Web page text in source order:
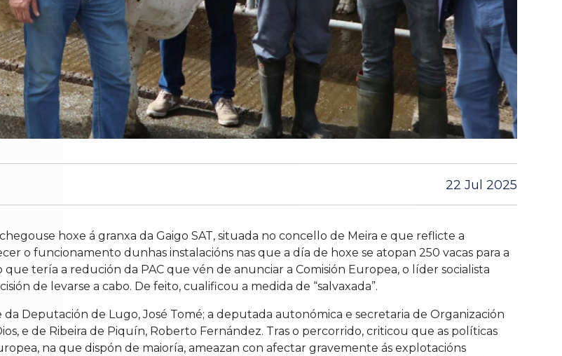
22 Jul 2025
hoxe á granxa da Gaigo SAT, situada no concello de Meira e que reflicte a
o funcionamento dunhas instalacións nas que a día de hoxe se atopan 250 vacas para a
tería a redución da PAC que vén de anunciar a Comisión Europea, o líder socialista
de levarse a cabo. De feito, cualificou a medida de “salvaxada”.
Deputación de Lugo, José Tomé; a deputada autonómica e secretaria de Organización
e de Ribeira de Piquín, Roberto Fernández. Tras o percorrido, criticou que as políticas
na que dispón de maioría, ameazan con afectar gravemente ás explotacións